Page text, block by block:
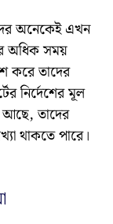
অনেকেই এখন
অধিক সময়
করে তাদের
নির্দেশের মূল
তাদের
থাকতে পারে।